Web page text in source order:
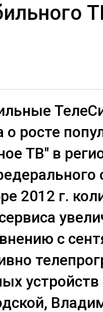
росте
ТВ" в
2012 г.
с